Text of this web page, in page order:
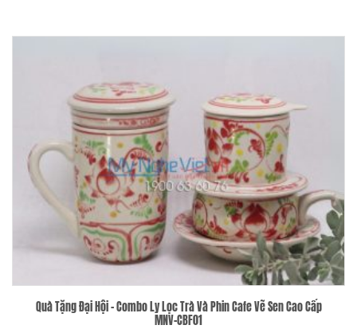
Quà Tặng Đại Hội – Combo Ly Lọc Trà Và Phin Cafe Vẽ Sen Cao Cấp
MNV-CBF01